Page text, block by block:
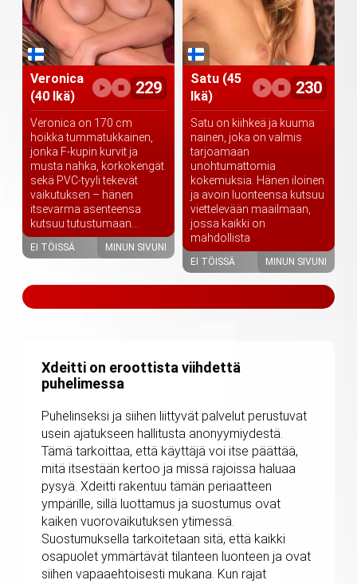
Veronica
(40 Ikä)
229
Veronica on 170 cm
hoikka tummatukkainen,
jonka F-kupin kurvit ja
musta nahka, korkokengät
sekä PVC-tyyli tekevät
vaikutuksen – hänen
itsevarma asenteensa
kutsuu tutustumaan...
EI TÖISSÄ MINUN SIVUNI
Satu (45
Ikä)
230
Satu on kiihkeä ja kuuma
nainen, joka on valmis
tarjoamaan
unohtumattomia
kokemuksia. Hänen iloinen
ja avoin luonteensa kutsuu
viettelevään maailmaan,
jossa kaikki on
mahdollista
EI TÖISSÄ MINUN SIVUNI
Xdeitti on eroottista viihdettä
puhelimessa
Puhelinseksi ja siihen liittyvät palvelut perustuvat
usein ajatukseen hallitusta anonyymiydestä.
Tämä tarkoittaa, että käyttäjä voi itse päättää,
mitä itsestään kertoo ja missä rajoissa haluaa
pysyä. Xdeitti rakentuu tämän periaatteen
ympärille, sillä luottamus ja suostumus ovat
kaiken vuorovaikutuksen ytimessä.
Suostumuksella tarkoitetaan sitä, että kaikki
osapuolet ymmärtävät tilanteen luonteen ja ovat
siihen vapaaehtoisesti mukana. Kun rajat